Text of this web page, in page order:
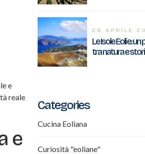
e
reale
e
26 APRILE
Le Isole Eolie:
tra natura e
Categories
Cucina Eoliana
Curiosità "eoliane"